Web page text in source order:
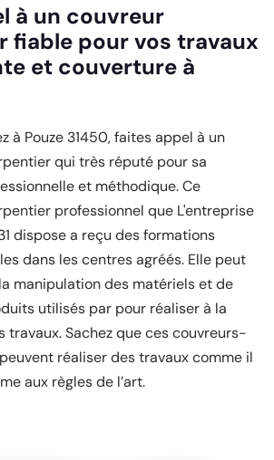
à un couvreur
fiable pour vos travaux
et couverture à
à Pouze 31450, faites appel à un
qui très réputé pour sa
et méthodique. Ce
professionnel que L'entreprise
dispose a reçu des formations
dans les centres agréés. Elle peut
manipulation des matériels et de
utilisés par pour réaliser à la
travaux. Sachez que ces couvreurs-
réaliser des travaux comme il
aux règles de l’art.